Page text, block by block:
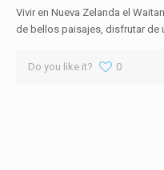
Vivir en Nueva Zelanda el
de bellos paisajes, disfrutar de
Do you like it? 0